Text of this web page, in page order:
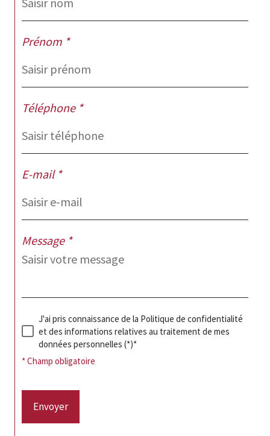
Prénom *
Téléphone *
E-mail *
Message *
J'ai pris connaissance de la Politique de confidentialité
et des informations relatives au traitement de mes
données personnelles (*)*
* Champ obligatoire
Envoyer